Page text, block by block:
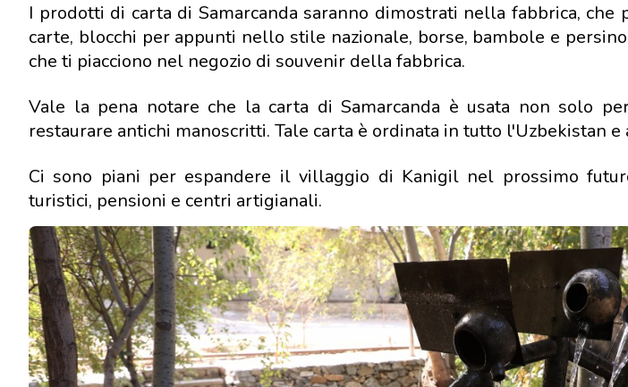
I prodotti di carta di Samarcanda saranno dimostrati nella fabbrica, che
carte, blocchi per appunti nello stile nazionale, borse, bambole e
che ti piacciono nel negozio di souvenir della fabbrica.
Vale la pena notare che la carta di Samarcanda è usata non solo
restaurare antichi manoscritti. Tale carta è ordinata in tutto l'Uzbekistan e
Ci sono piani per espandere il villaggio di Kanigil nel prossimo
turistici, pensioni e centri artigianali.